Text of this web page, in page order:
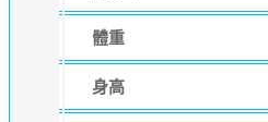
體重
身高